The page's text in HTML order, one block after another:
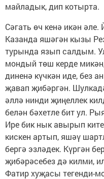
майладык, дип котырта.
Сәгать өч кенә икән
Казанда яшәгән кызы
турында язып салдым.
мондый төш керде
диненә күчкән иде, без
җавап җибәргән.
әллә нинди җиңеллек
белән бәхетле бит ул.
Ире бик нык авырып
кискен артып, яшәү
бергә эзләдек. Күргән
җибәрәсебез дә килми,
Фатир хуҗасы тегенди-